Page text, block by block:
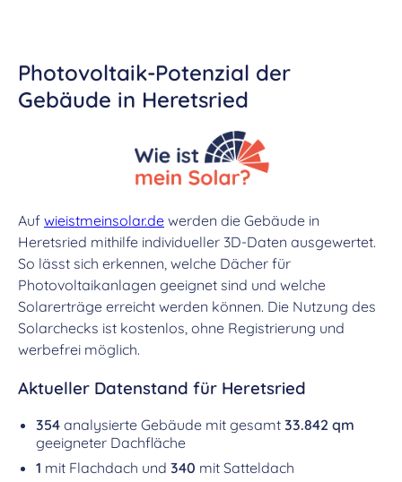
Photovoltaik-Potenzial der
Gebäude in Heretsried
Auf wieistmeinsolar.de werden die Gebäude in
Heretsried mithilfe individueller 3D-Daten ausgewertet.
So lässt sich erkennen, welche Dächer für
Photovoltaikanlagen geeignet sind und welche
Solarerträge erreicht werden können. Die Nutzung des
Solarchecks ist kostenlos, ohne Registrierung und
werbefrei möglich.
Aktueller Datenstand für Heretsried
354 analysierte Gebäude mit gesamt 33.842 qm
geeigneter Dachfläche
1 mit Flachdach und 340 mit Satteldach